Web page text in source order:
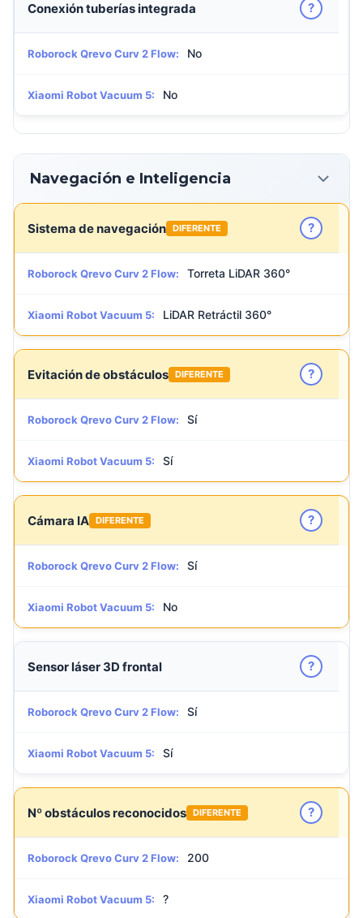
Conexión tuberías integrada ?
Roborock Qrevo Curv 2 Flow: No
Xiaomi Robot Vacuum 5: No
Navegación e Inteligencia
Sistema de navegación DIFERENTE ?
Roborock Qrevo Curv 2 Flow: Torreta LiDAR 360°
Xiaomi Robot Vacuum 5: LiDAR Retráctil 360°
Evitación de obstáculos DIFERENTE ?
Roborock Qrevo Curv 2 Flow: Sí
Xiaomi Robot Vacuum 5: Sí
Cámara IA DIFERENTE ?
Roborock Qrevo Curv 2 Flow: Sí
Xiaomi Robot Vacuum 5: No
Sensor láser 3D frontal ?
Roborock Qrevo Curv 2 Flow: Sí
Xiaomi Robot Vacuum 5: Sí
Nº obstáculos reconocidos DIFERENTE ?
Roborock Qrevo Curv 2 Flow: 200
Xiaomi Robot Vacuum 5: ?